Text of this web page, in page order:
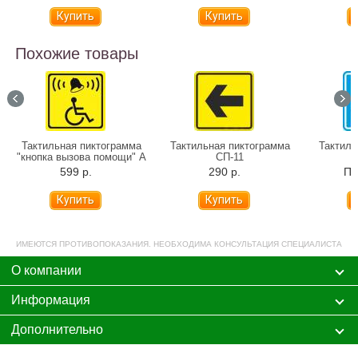
Похожие товары
Тактильная пиктограмма
"кнопка вызова помощи" А
02
599 р.
Купить
Тактильная пиктограмма
СП-11
290 р.
Купить
ИМЕЮТСЯ ПРОТИВОПОКАЗАНИЯ. НЕОБХОДИМА КОНСУЛЬТАЦИЯ СПЕЦИАЛИСТА
О компании
Информация
Дополнительно